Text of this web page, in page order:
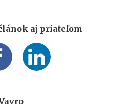
aj priateľom